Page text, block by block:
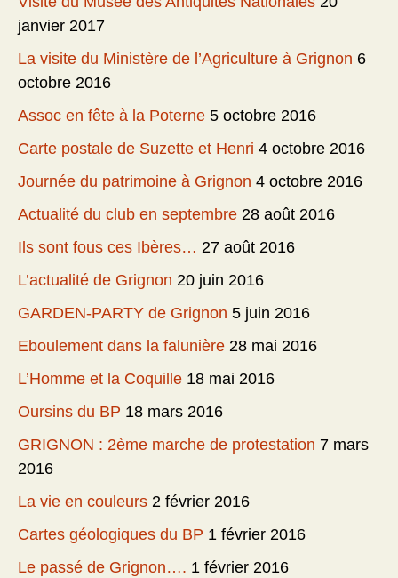
janvier 2017
La visite du Ministère de l’Agriculture à Grignon 6
octobre 2016
Assoc en fête à la Poterne 5 octobre 2016
Carte postale de Suzette et Henri 4 octobre 2016
Journée du patrimoine à Grignon 4 octobre 2016
Actualité du club en septembre 28 août 2016
Ils sont fous ces Ibères… 27 août 2016
L’actualité de Grignon 20 juin 2016
GARDEN-PARTY de Grignon 5 juin 2016
Eboulement dans la falunière 28 mai 2016
L’Homme et la Coquille 18 mai 2016
Oursins du BP 18 mars 2016
GRIGNON : 2ème marche de protestation 7 mars
2016
La vie en couleurs 2 février 2016
Cartes géologiques du BP 1 février 2016
Le passé de Grignon…. 1 février 2016